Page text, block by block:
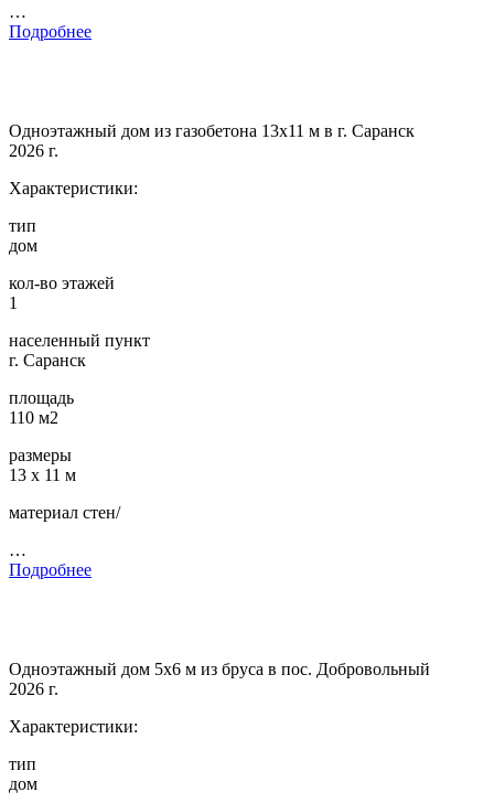
…
Подробнее
Одноэтажный дом из газобетона 13х11 м в г. Саранск
2026 г.
Характеристики:
тип
дом
кол-во этажей
1
населенный пункт
г. Саранск
площадь
110 м2
размеры
13 х 11 м
материал стен/
…
Подробнее
Одноэтажный дом 5х6 м из бруса в пос. Добровольный
2026 г.
Характеристики:
тип
дом